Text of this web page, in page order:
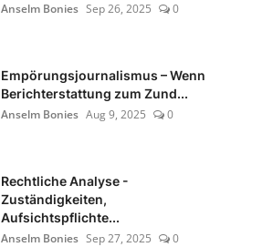
Anselm Bonies Sep 26, 2025 0
Empörungsjournalismus – Wenn
Berichterstattung zum Zund...
Anselm Bonies Aug 9, 2025 0
Rechtliche Analyse -
Zuständigkeiten,
Aufsichtspflichte...
Anselm Bonies Sep 27, 2025 0